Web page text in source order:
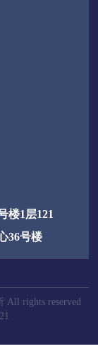
楼1层121
36号楼
rights reserved